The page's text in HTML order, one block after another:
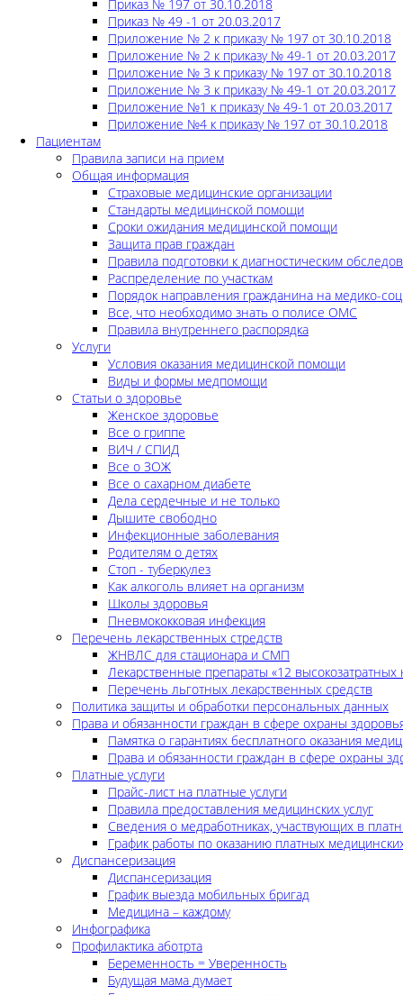
Приказ № 197 от 30.10.2018
Приказ № 49 -1 от 20.03.2017
Приложение № 2 к приказу № 197 от 30.10.2018
Приложение № 2 к приказу № 49-1 от 20.03.2017
Приложение № 3 к приказу № 197 от 30.10.2018
Приложение № 3 к приказу № 49-1 от 20.03.2017
Приложение №1 к приказу № 49-1 от 20.03.2017
Приложение №4 к приказу № 197 от 30.10.2018
Пациентам
Правила записи на прием
Общая информация
Страховые медицинские организации
Стандарты медицинской помощи
Сроки ожидания медицинской помощи
Защита прав граждан
Правила подготовки к диагностическим
Распределение по участкам
Порядок направления гражданина на медико-
Все, что необходимо знать о полисе ОМС
Правила внутреннего распорядка
Услуги
Условия оказания медицинской помощи
Виды и формы медпомощи
Статьи о здоровье
Женское здоровье
Все о гриппе
ВИЧ / СПИД
Все о ЗОЖ
Все о сахарном диабете
Дела сердечные и не только
Дышите свободно
Инфекционные заболевания
Родителям о детях
Стоп - туберкулез
Как алкоголь влияет на организм
Школы здоровья
Пневмококковая инфекция
Перечень лекарственных стредств
ЖНВЛС для стационара и СМП
Лекарственные препараты «12 высокозатратных
Перечень льготных лекарственных средств
Политика защиты и обработки персональных данных
Права и обязанности граждан в сфере охраны
Памятка о гарантиях бесплатного оказания
Права и обязанности граждан в сфере охраны
Платные услуги
Прайс-лист на платные услуги
Правила предоставления медицинских услуг
Сведения о медработниках, участвующих в
График работы по оказанию платных
Диспансеризация
Диспансеризация
График выезда мобильных бригад
Медицина – каждому
Инфографика
Профилактика аботрта
Беременность = Уверенность
Будущая мама думает